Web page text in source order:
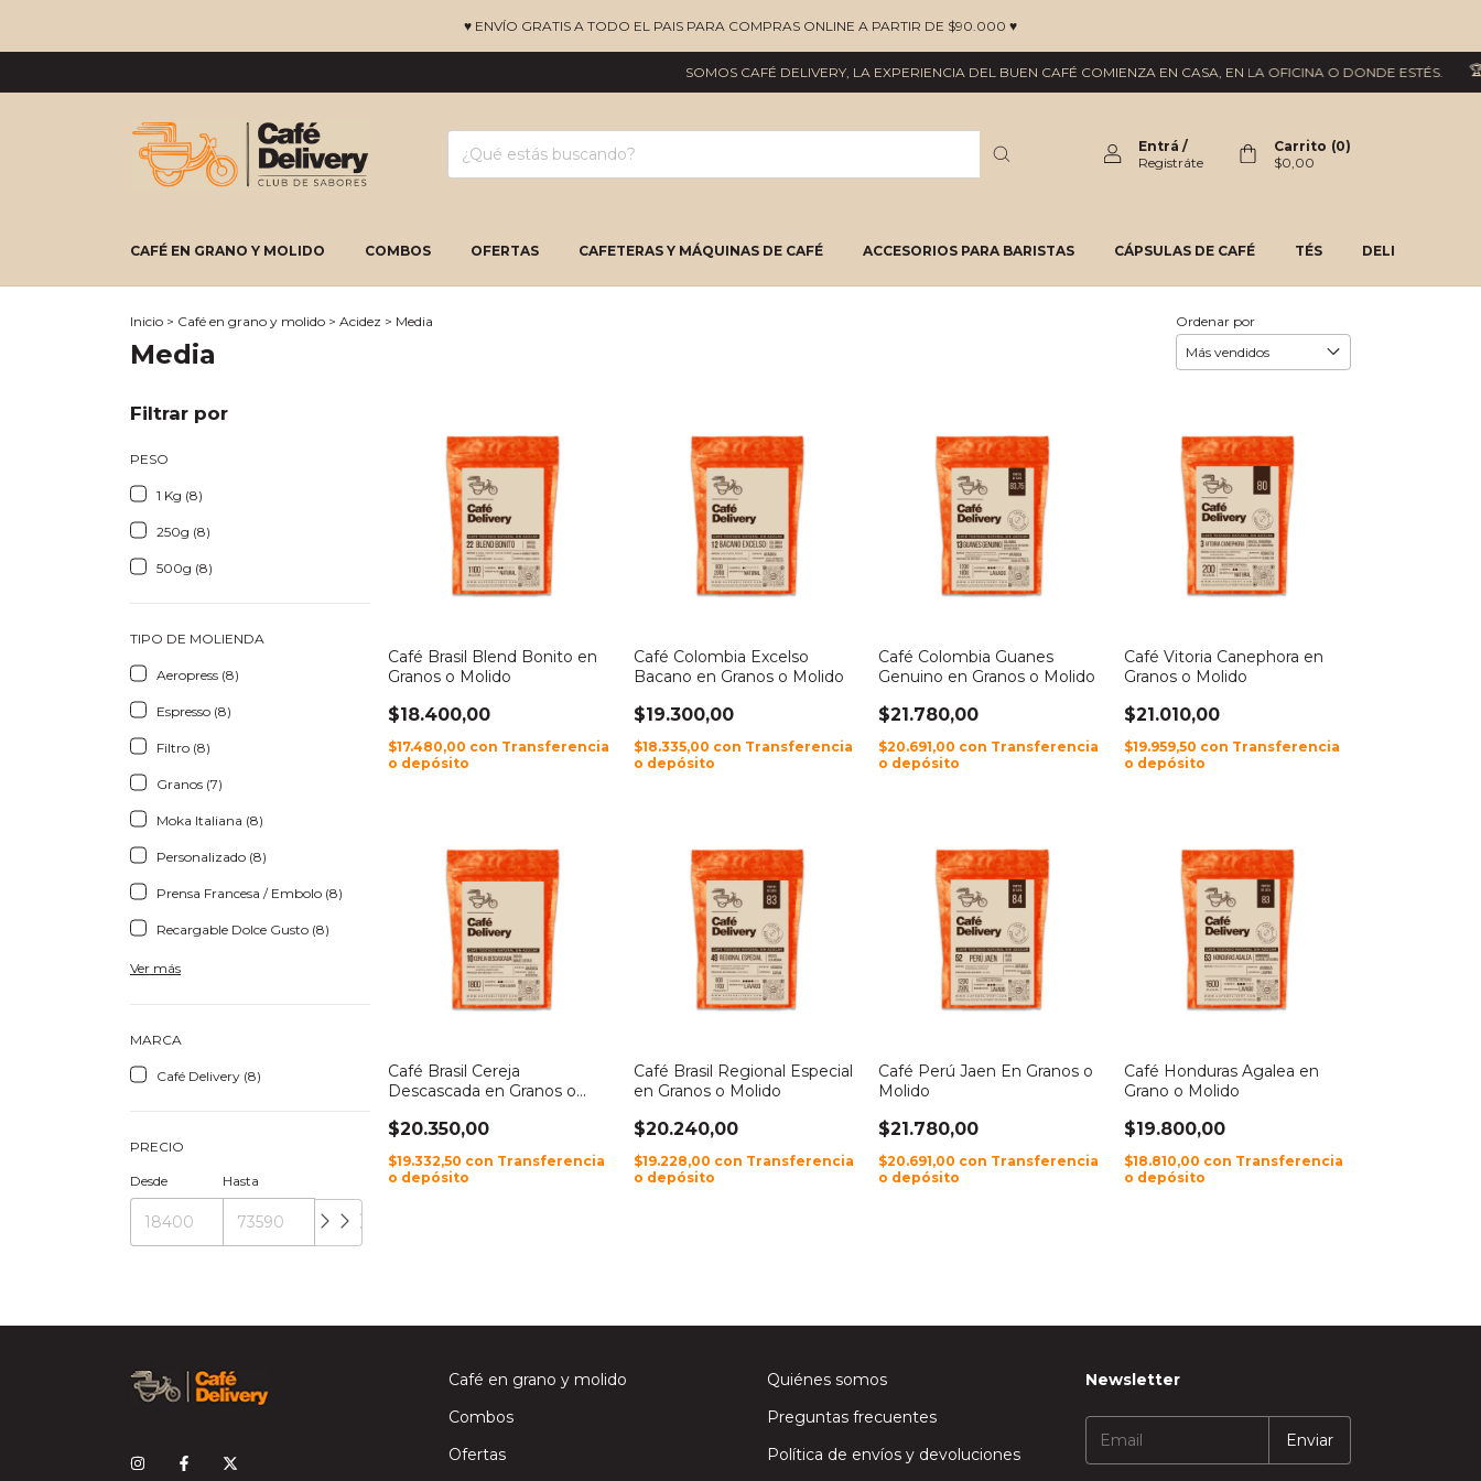
♥ ENVÍO GRATIS A TODO EL PAIS PARA COMPRAS ONLINE A PARTIR DE $90.000 ♥
SOMOS CAFÉ DELIVERY, LA EXPERIENCIA DEL BUEN CAFÉ COMIENZA EN CASA, EN LA OFICINA O DONDE ESTÉS. 🏆
Entrá /
Registráte
Carrito (0)
$0,00
CAFÉ EN GRANO Y MOLIDO COMBOS OFERTAS CAFETERAS Y MÁQUINAS DE CAFÉ ACCESORIOS PARA BARISTAS CÁPSULAS DE CAFÉ TÉS DELI
Inicio > Café en grano y molido > Acidez > Media
Media
Ordenar por
Filtrar por
PESO
1 Kg (8)
250g (8)
500g (8)
TIPO DE MOLIENDA
Aeropress (8)
Espresso (8)
Filtro (8)
Granos (7)
Moka Italiana (8)
Personalizado (8)
Prensa Francesa / Embolo (8)
Recargable Dolce Gusto (8)
Ver más
MARCA
Café Delivery (8)
PRECIO
Desde Hasta
Café Brasil Blend Bonito en
Granos o Molido
$18.400,00
$17.480,00 con Transferencia
o depósito
Café Colombia Excelso
Bacano en Granos o Molido
$19.300,00
$18.335,00 con Transferencia
o depósito
Café Colombia Guanes
Genuino en Granos o Molido
$21.780,00
$20.691,00 con Transferencia
o depósito
Café Vitoria Canephora en
Granos o Molido
$21.010,00
$19.959,50 con Transferencia
o depósito
Café Brasil Cereja
Descascada en Granos o
$20.350,00
$19.332,50 con Transferencia
o depósito
Café Brasil Regional Especial
en Granos o Molido
$20.240,00
$19.228,00 con Transferencia
o depósito
Café Perú Jaen En Granos o
Molido
$21.780,00
$20.691,00 con Transferencia
o depósito
Café Honduras Agalea en
Grano o Molido
$19.800,00
$18.810,00 con Transferencia
o depósito
Café en grano y molido
Combos
Ofertas
Quiénes somos
Preguntas frecuentes
Política de envíos y devoluciones
Newsletter